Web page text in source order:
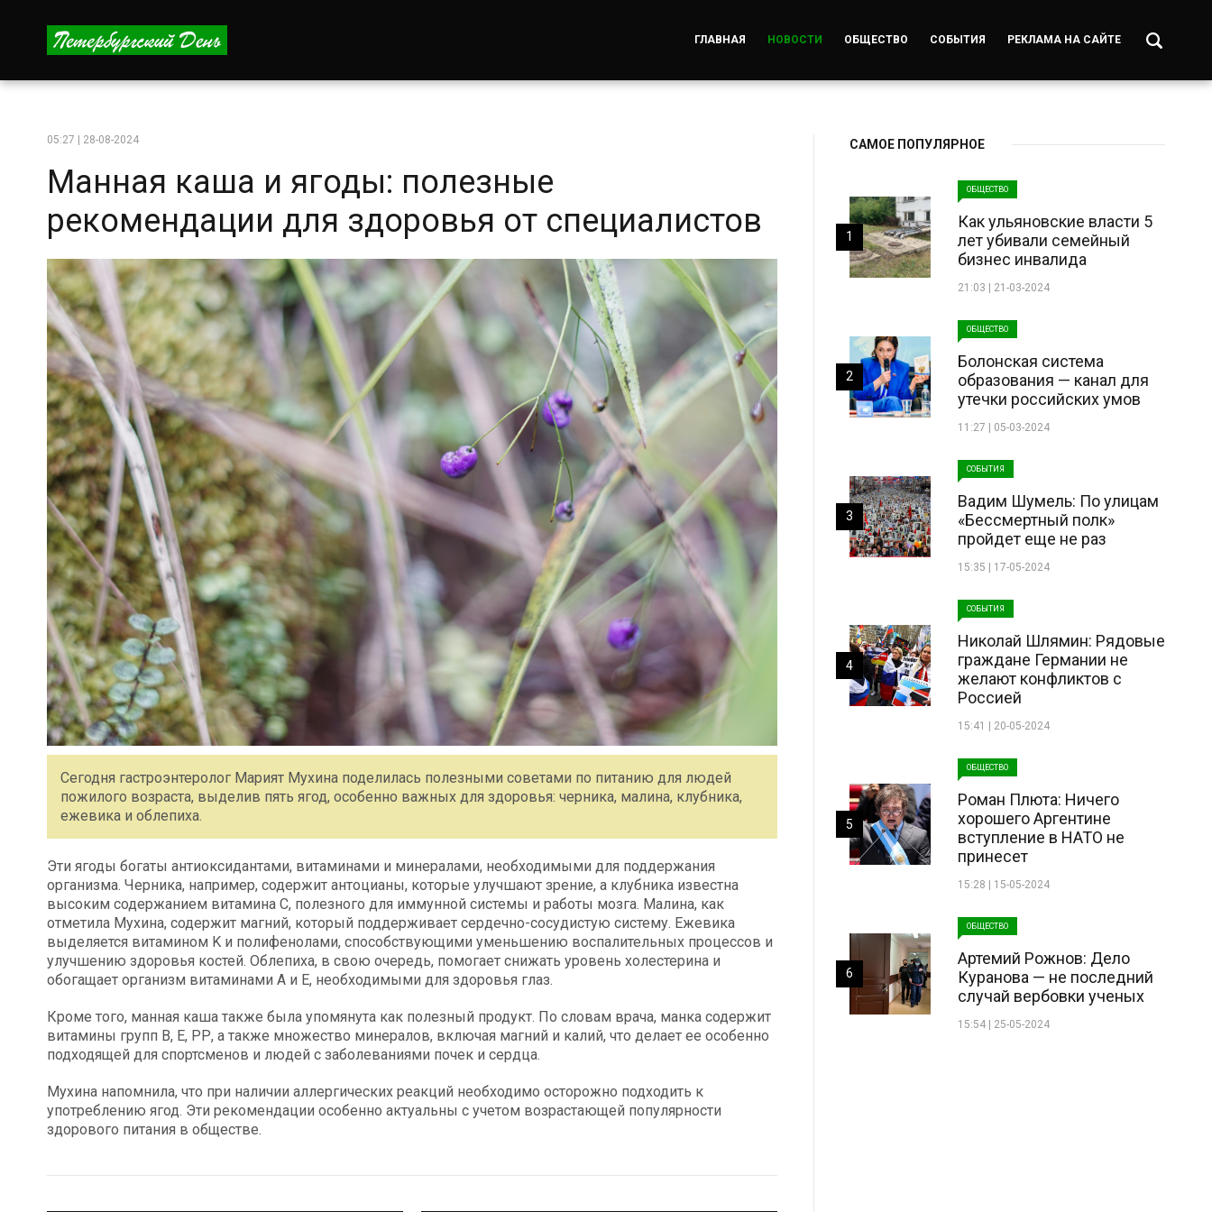
ГЛАВНАЯ НОВОСТИ ОБЩЕСТВО СОБЫТИЯ РЕКЛАМА НА САЙТЕ
05:27 | 28-08-2024
Манная каша и ягоды: полезные
рекомендации для здоровья от специалистов
Сегодня гастроэнтеролог Марият Мухина поделилась полезными советами по питанию для людей
пожилого возраста, выделив пять ягод, особенно важных для здоровья: черника, малина, клубника,
ежевика и облепиха.
Эти ягоды богаты антиоксидантами, витаминами и минералами, необходимыми для поддержания
организма. Черника, например, содержит антоцианы, которые улучшают зрение, а клубника известна
высоким содержанием витамина C, полезного для иммунной системы и работы мозга. Малина, как
отметила Мухина, содержит магний, который поддерживает сердечно-сосудистую систему. Ежевика
выделяется витамином K и полифенолами, способствующими уменьшению воспалительных процессов и
улучшению здоровья костей. Облепиха, в свою очередь, помогает снижать уровень холестерина и
обогащает организм витаминами A и E, необходимыми для здоровья глаз.
Кроме того, манная каша также была упомянута как полезный продукт. По словам врача, манка содержит
витамины групп В, Е, РР, а также множество минералов, включая магний и калий, что делает ее особенно
подходящей для спортсменов и людей с заболеваниями почек и сердца.
Мухина напомнила, что при наличии аллергических реакций необходимо осторожно подходить к
употреблению ягод. Эти рекомендации особенно актуальны с учетом возрастающей популярности
здорового питания в обществе.
САМОЕ ПОПУЛЯРНОЕ
ОБЩЕСТВО
Как ульяновские власти 5
лет убивали семейный
бизнес инвалида
21:03 | 21-03-2024
1
ОБЩЕСТВО
Болонская система
образования — канал для
утечки российских умов
11:27 | 05-03-2024
2
СОБЫТИЯ
Вадим Шумель: По улицам
«Бессмертный полк»
пройдет еще не раз
15:35 | 17-05-2024
3
СОБЫТИЯ
Николай Шлямин: Рядовые
граждане Германии не
желают конфликтов с
Россией
15:41 | 20-05-2024
4
ОБЩЕСТВО
Роман Плюта: Ничего
хорошего Аргентине
вступление в НАТО не
принесет
15:28 | 15-05-2024
5
ОБЩЕСТВО
Артемий Рожнов: Дело
Куранова — не последний
случай вербовки ученых
15:54 | 25-05-2024
6